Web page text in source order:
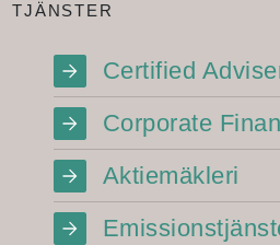
TJÄNSTER
Certified
Corporate
Aktiemäkleri